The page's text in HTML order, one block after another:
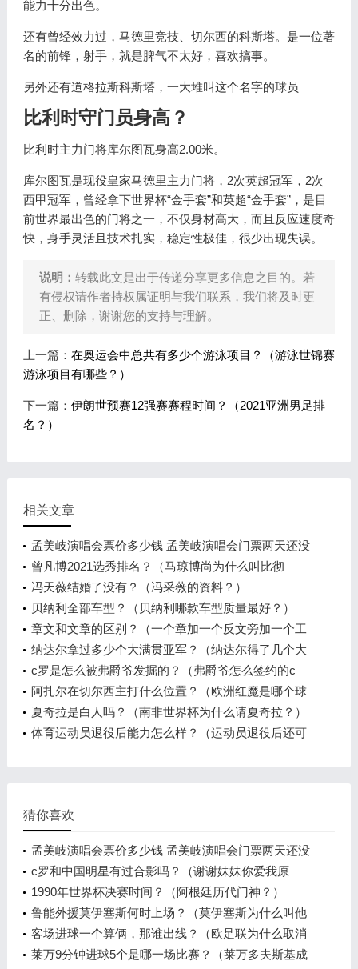
能力十分出色。
还有曾经效力过，马德里竞技、切尔西的科斯塔。是一位著
名的前锋，射手，就是脾气不太好，喜欢搞事。
另外还有道格拉斯科斯塔，一大堆叫这个名字的球员
比利时守门员身高？
比利时主力门将库尔图瓦身高2.00米。
库尔图瓦是现役皇家马德里主力门将，2次英超冠军，2次
西甲冠军，曾经拿下世界杯“金手套”和英超“金手套”，是目
前世界最出色的门将之一，不仅身材高大，而且反应速度奇
快，身手灵活且技术扎实，稳定性极佳，很少出现失误。
说明： 转载此文是出于传递分享更多信息之目的。若
有侵权请作者持权属证明与我们联系，我们将及时更
正、删除，谢谢您的支持与理解。
上一篇： 在奥运会中总共有多少个游泳项目？（游泳世锦赛
游泳项目有哪些？）
下一篇： 伊朗世预赛12强赛赛程时间？（2021亚洲男足排
名？）
相关文章
孟美岐演唱会票价多少钱 孟美岐演唱会门票两天还没
卖完
曾凡博2021选秀排名？（马琼博尚为什么叫比彻
姆？）
冯天薇结婚了没有？（冯采薇的资料？）
贝纳利全部车型？（贝纳利哪款车型质量最好？）
章文和文章的区别？（一个章加一个反文旁加一个工
一个贝是什么字？）
纳达尔拿过多少个大满贯亚军？（纳达尔得了几个大
满贯冠军？）
c罗是怎么被弗爵爷发掘的？（弗爵爷怎么签约的c
罗？）
阿扎尔在切尔西主打什么位置？（欧洲红魔是哪个球
队？）
夏奇拉是白人吗？（南非世界杯为什么请夏奇拉？）
体育运动员退役后能力怎么样？（运动员退役后还可
猜你喜欢
孟美岐演唱会票价多少钱 孟美岐演唱会门票两天还没
卖完
c罗和中国明星有过合影吗？（谢谢妹妹你爱我原
唱？）
1990年世界杯决赛时间？（阿根廷历代门神？）
鲁能外援莫伊塞斯何时上场？（莫伊塞斯为什么叫他
莫队？）
客场进球一个算俩，那谁出线？（欧足联为什么取消
欧战的客场进球规则？）
莱万9分钟进球5个是哪一场比赛？（莱万多夫斯基成